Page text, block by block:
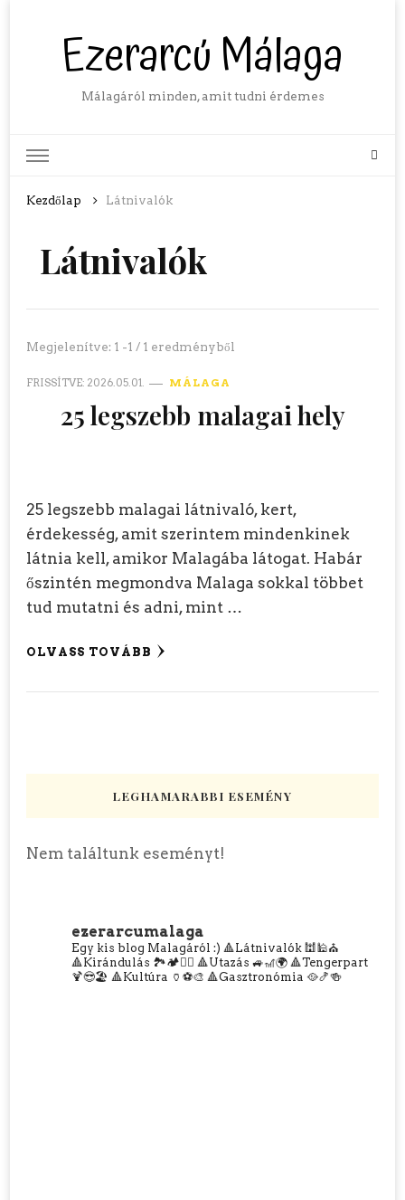
Ezerarcú Málaga
Málagáról minden, amit tudni érdemes
Kezdőlap Látnivalók
Látnivalók
Megjelenítve: 1 -1 / 1 eredményből
FRISSÍTVE: 2026.05.01. MÁLAGA
25 legszebb malagai hely
25 legszebb malagai látnivaló, kert,
érdekesség, amit szerintem mindenkinek
látnia kell, amikor Malagába látogat. Habár
őszintén megmondva Malaga sokkal többet
tud mutatni és adni, mint …
OLVASS TOVÁBB
LEGHAMARABBI ESEMÉNY
Nem találtunk eseményt!
ezerarcumalaga
Egy kis blog Malagáról :) 🔺Látnivalók 🕍🕌⛪
🔺Kirándulás 🏞️🏕️🧗‍♀️ 🔺Utazás 🚙🎢🌍 🔺Tengerpart
🍹😎🏖️ 🔺Kultúra 🏺⚽🎨 🔺Gasztronómia 🥘🍤🍻